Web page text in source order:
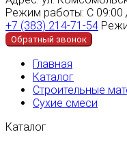
Режим работы: С 09:00
+7 (383) 214-71-54
Обратный звонок
Главная
Каталог
Строительные
Сухие смеси
Каталог